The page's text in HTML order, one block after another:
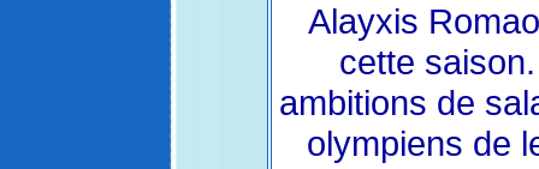
Alayxis
cette
ambitions de
olympiens de